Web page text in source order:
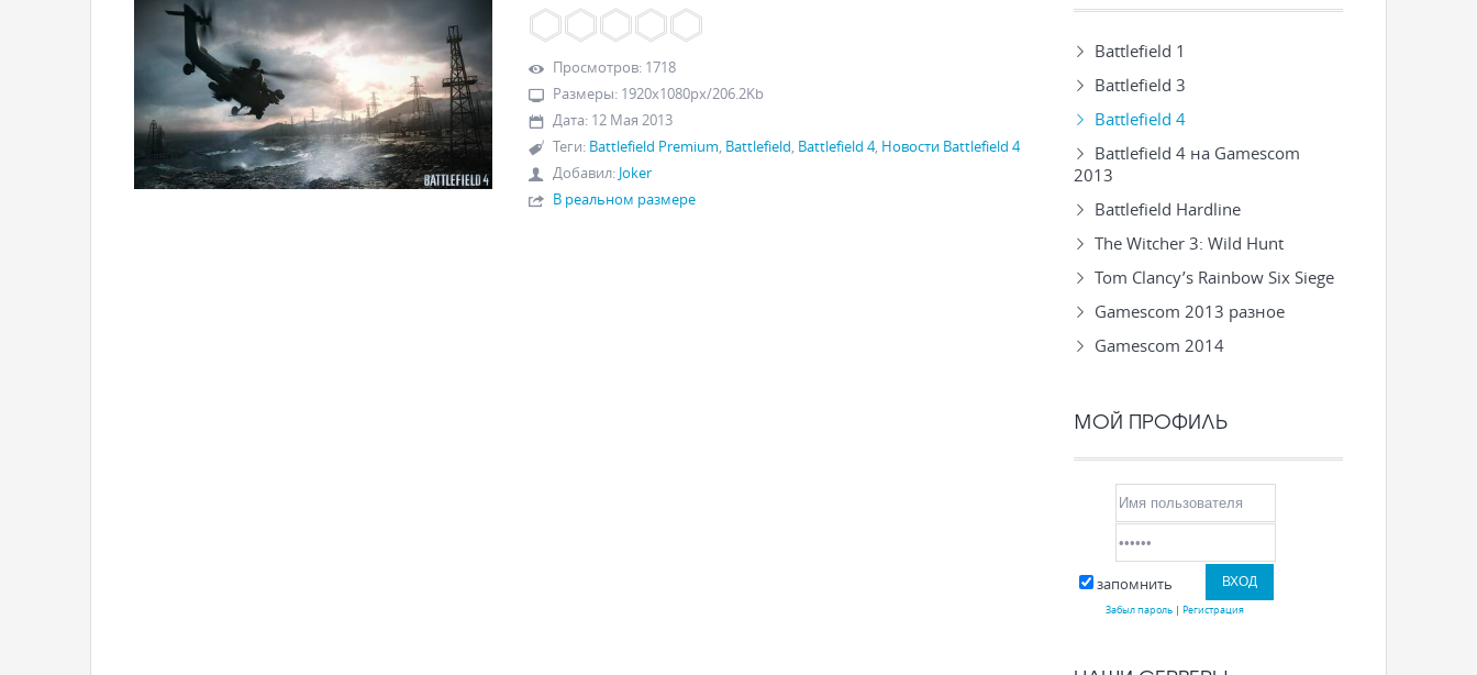
Просмотров:1718
Размеры:1920x1080px/206.2Kb
Дата:12 Мая 2013
Теги: Battlefield Premium, Battlefield, Battlefield 4, Новости Battlefield 4
Добавил: Joker
В реальном размере
Battlefield 1
Battlefield 3
Battlefield 4
Battlefield 4 на Gamescom
2013
Battlefield Hardline
The Witcher 3: Wild Hunt
Tom Clancy’s Rainbow Six Siege
Gamescom 2013 разное
Gamescom 2014
МОЙ ПРОФИЛЬ
запомнить
Забыл пароль| Регистрация